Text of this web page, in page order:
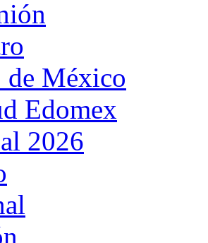
de México
Edomex
2026